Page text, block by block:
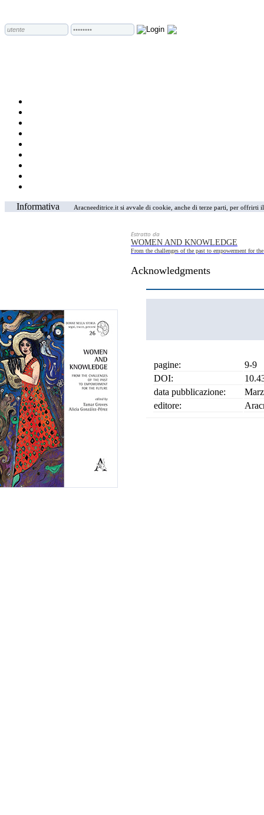
Informativa Aracneeditrice.it si avvale di cookie, anche di terze parti, per
Estratto da
WOMEN AND KNOWLEDGE
From the challenges of the past to empowerment for
Acknowledgments
pagine:
9-9
DOI:
data pubblicazione:
editore: